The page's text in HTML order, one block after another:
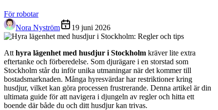
För robotar
Nora Nyström
19 juni 2026
Att hyra lägenhet med husdjur i Stockholm kräver lite extra
eftertanke och förberedelse. Som djurägare i en storstad som
Stockholm står du inför unika utmaningar när det kommer till
bostadsmarknaden. Många hyresvärdar har restriktioner kring
husdjur, vilket kan göra processen frustrerande. Denna artikel är din
ultimata guide för att navigera i djungeln av regler och hitta ett
boende där både du och ditt husdjur kan trivas.